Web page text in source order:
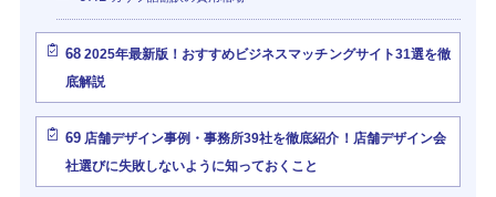
682025年最新版！おすすめビジネスマッチングサイト31選を徹
底解説
69店舗デザイン事例・事務所39社を徹底紹介！店舗デザイン会
社選びに失敗しないように知っておくこと